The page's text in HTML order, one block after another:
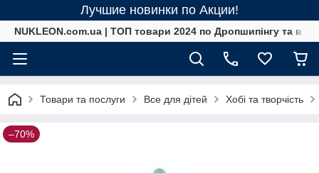
Лучшие новинки по Акции!
NUKLEON.com.ua | ТОП товари 2024 по Дропшипінгу та в
Товари та послуги Все для дітей Хобі та творчість
–70%